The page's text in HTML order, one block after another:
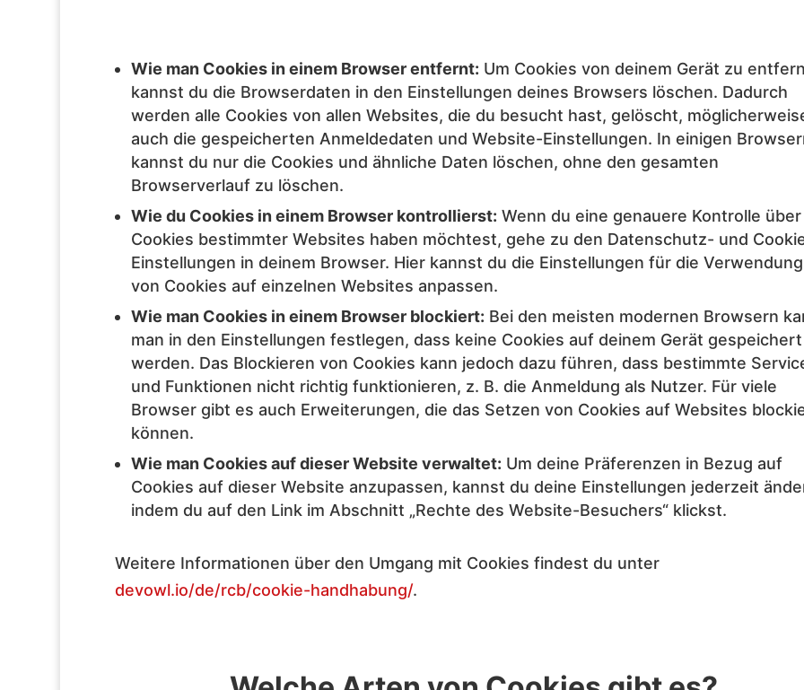
Wie man Cookies in einem Browser entfernt: Um Cookies von deinem Gerät zu
kannst du die Browserdaten in den Einstellungen deines Browsers löschen. Dadurch
werden alle Cookies von allen Websites, die du besucht hast, gelöscht,
auch die gespeicherten Anmeldedaten und Website-Einstellungen. In einigen
kannst du nur die Cookies und ähnliche Daten löschen, ohne den gesamten
Browserverlauf zu löschen.
Wie du Cookies in einem Browser kontrollierst: Wenn du eine genauere Kontrolle über
Cookies bestimmter Websites haben möchtest, gehe zu den Datenschutz- und
Einstellungen in deinem Browser. Hier kannst du die Einstellungen für die Verwendung
von Cookies auf einzelnen Websites anpassen.
Wie man Cookies in einem Browser blockiert: Bei den meisten modernen Browsern
man in den Einstellungen festlegen, dass keine Cookies auf deinem Gerät gespeichert
werden. Das Blockieren von Cookies kann jedoch dazu führen, dass bestimmte
und Funktionen nicht richtig funktionieren, z. B. die Anmeldung als Nutzer. Für viele
Browser gibt es auch Erweiterungen, die das Setzen von Cookies auf Websites
können.
Wie man Cookies auf dieser Website verwaltet: Um deine Präferenzen in Bezug auf
Cookies auf dieser Website anzupassen, kannst du deine Einstellungen jederzeit
indem du auf den Link im Abschnitt „Rechte des Website-Besuchers“ klickst.
Weitere Informationen über den Umgang mit Cookies findest du unter
devowl.io/de/rcb/cookie-handhabung/.